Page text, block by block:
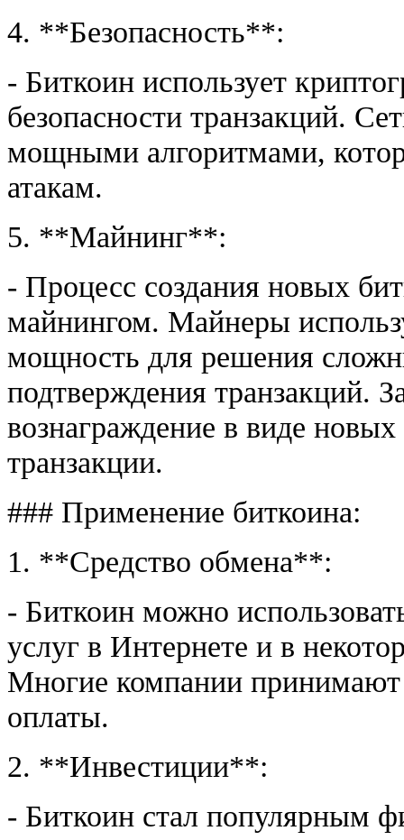
4. **Безопасность**:
- Биткоин использует
безопасности транзакций.
мощными алгоритмами,
атакам.
5. **Майнинг**:
- Процесс создания новых
майнингом. Майнеры
мощность для решения
подтверждения транзакций.
вознаграждение в виде
транзакции.
### Применение биткоина:
1. **Средство обмена**:
- Биткоин можно
услуг в Интернете и в
Многие компании принимают
оплаты.
2. **Инвестиции**:
- Биткоин стал популярным